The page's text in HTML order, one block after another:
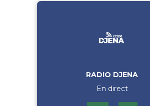
RADIO DJENA
En direct